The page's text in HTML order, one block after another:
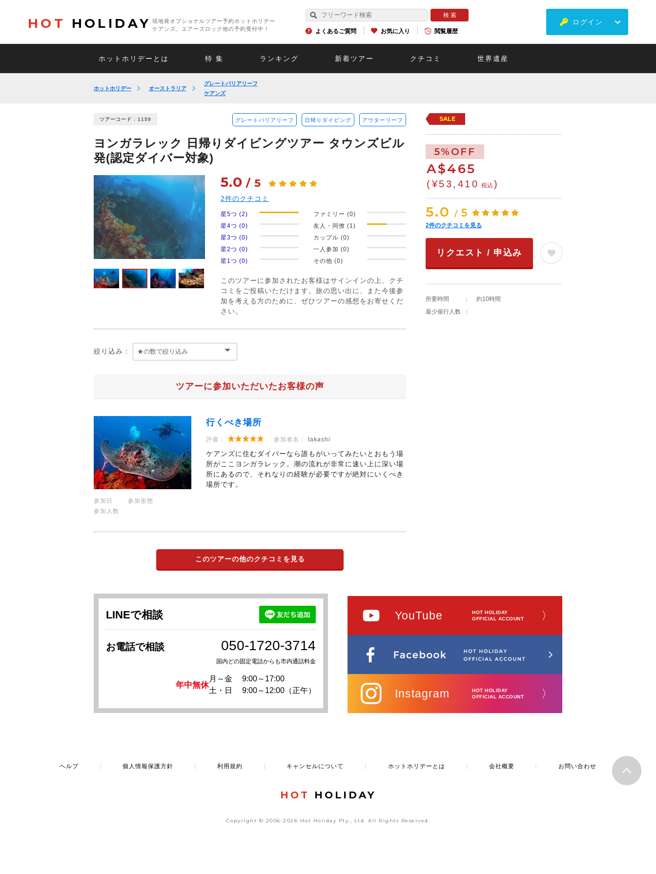
HOT HOLIDAY
現地発オプショナルツアー予約ホットホリデー
ケアンズ、エアーズロック他の予約受付中！
よくあるご質問 お気に入り 閲覧履歴
ログイン
ホットホリデーとは 特 集 ランキング 新着ツアー クチコミ 世界遺産
ホットホリデー オーストラリア
グレートバリアリーフ
ケアンズ
ツアーコード : 1159 グレートバリアリーフ 日帰りダイビング アウターリーフ
ヨンガラレック 日帰りダイビングツアー タウンズビル
発(認定ダイバー対象)
5.0 / 5
2件のクチコミ
星5つ (2)
星4つ (0)
星3つ (0)
星2つ (0)
星1つ (0)
ファミリー (0)
友人・同僚 (1)
カップル (0)
一人参加 (0)
その他 (0)
このツアーに参加されたお客様はサインインの上、クチ
コミをご投稿いただけます。旅の思い出に、また今後参
加を考える方のために、ぜひツアーの感想をお寄せくだ
さい。
絞り込み：
ツアーに参加いただいたお客様の声
行くべき場所
評価： 参加者名： takashi
ケアンズに住むダイバーなら誰もがいってみたいとおもう場
所がここヨンガラレック。潮の流れが非常に速い上に深い場
所にあるので、それなりの経験が必要ですが絶対にいくべき
場所です。
参加日
参加形態
参加人数
このツアーの他のクチコミを見る
SALE
5%OFF
A$465
(¥53,410 税込 )
5.0 / 5
2件のクチコミを見る
リクエスト / 申込み
所要時間 ：
約10時間
最少催行人数
：
LINEで相談
お電話で相談 050-1720-3714
国内どの固定電話からも市内通話料金
年中無休
月～金
9:00～17:00
土・日
9:00～12:00（正午）
YouTube
HOT HOLIDAY
OFFICIAL ACCOUNT
〉
Instagram
HOT HOLIDAY
OFFICIAL ACCOUNT
〉
ヘルプ 個人情報保護方針 利用規約 キャンセルについて ホットホリデーとは 会社概要 お問い合わせ
HOT HOLIDAY
Copyright © 2006-2026 Hot Holiday Pty., Ltd.All Rights Reserved.